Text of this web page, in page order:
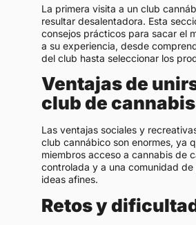
La primera visita a un club
resultar desalentadora. Esta
consejos prácticos para sacar el
a su experiencia, desde
del club hasta seleccionar los
Ventajas de
club de cannabis
Las ventajas sociales y
club cannábico son enormes, ya
miembros acceso a cannabis de
controlada y a una comunidad de
ideas afines.
Retos y